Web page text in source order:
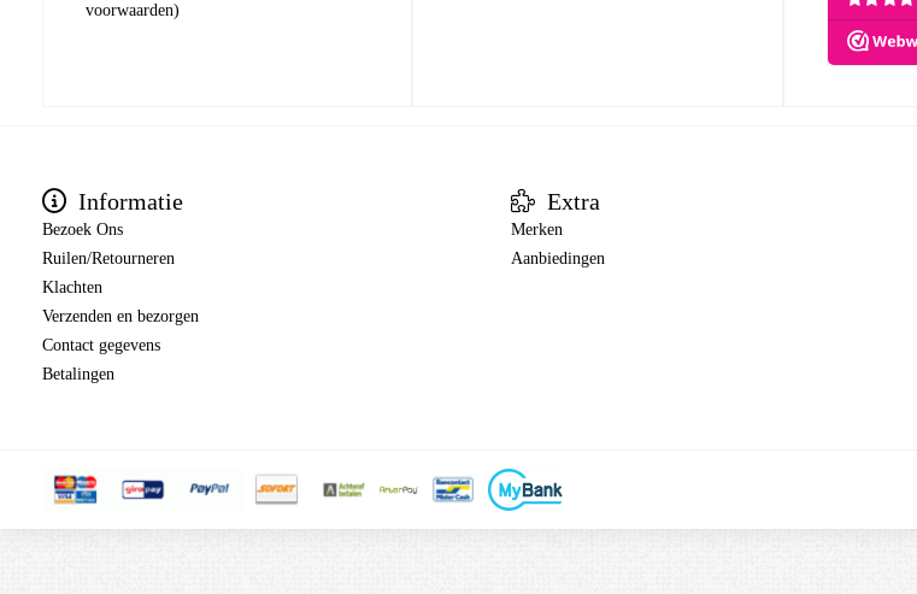
voorwaarden)
Informatie
Bezoek Ons
Ruilen/Retourneren
Klachten
Verzenden en bezorgen
Contact gegevens
Betalingen
Extra
Merken
Aanbiedingen